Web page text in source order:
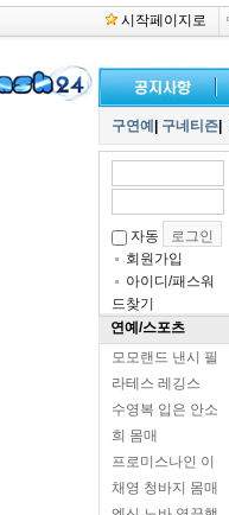
시작페이지로
구연예 구네티즌
자동
회원가입
아이디/패스워
드찾기
연예/스포츠
모모랜드 낸시 필
라테스 레깅스
수영복 입은 안소
희 몸매
프로미스나인 이
채영 청바지 몸매